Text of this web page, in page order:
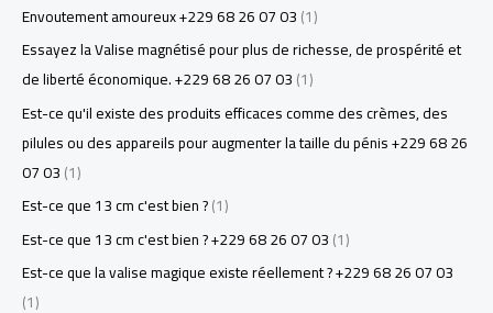
Envoutement amoureux +229 68 26 07 03(1)
Essayez la Valise magnétisé pour plus de richesse, de prospérité et
de liberté économique. +229 68 26 07 03(1)
Est-ce qu'il existe des produits efficaces comme des crèmes, des
pilules ou des appareils pour augmenter la taille du pénis +229 68 26
07 03(1)
Est-ce que 13 cm c'est bien ?(1)
Est-ce que 13 cm c'est bien ? +229 68 26 07 03(1)
Est-ce que la valise magique existe réellement ? +229 68 26 07 03
(1)